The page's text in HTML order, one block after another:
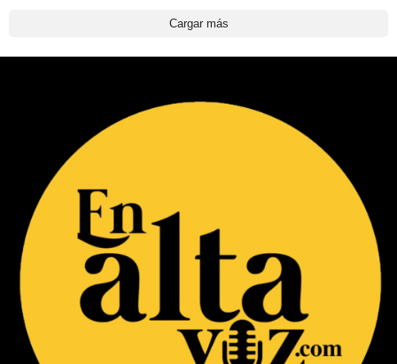
Cargar más